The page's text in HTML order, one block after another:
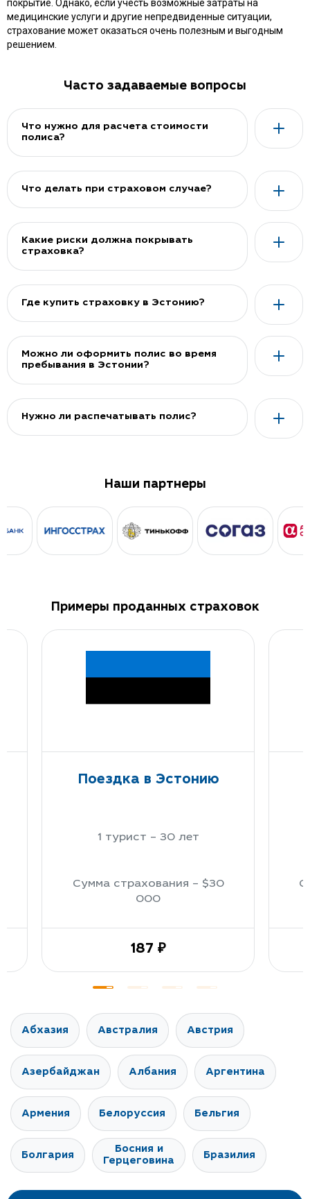
покрытие. Однако, если учесть возможные затраты на
медицинские услуги и другие непредвиденные ситуации,
страхование может оказаться очень полезным и выгодным
решением.
Часто задаваемые вопросы
Что нужно для расчета стоимости
полиса?
Что делать при страховом случае?
Какие риски должна покрывать
страховка?
Где купить страховку в Эстонию?
Можно ли оформить полис во время
пребывания в Эстонии?
Нужно ли распечатывать полис?
Наши партнеры
Примеры проданных страховок
Поездка в Эстонию
1 турист – 30 лет
Сумма страхования – $30
000
187 ₽
Абхазия Австралия Австрия
Азербайджан Албания Аргентина
Армения Белоруссия Бельгия
Болгария
Босния и
Герцеговина
Бразилия